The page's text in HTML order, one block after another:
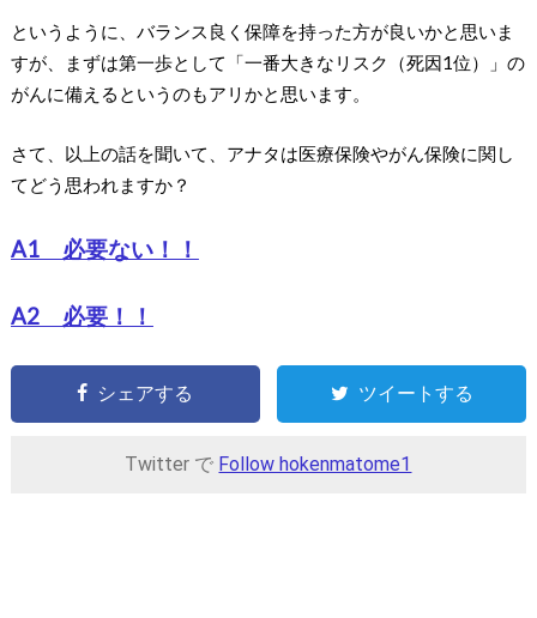
というように、バランス良く保障を持った方が良いかと思いま
すが、まずは第一歩として「一番大きなリスク（死因1位）」の
がんに備えるというのもアリかと思います。
さて、以上の話を聞いて、アナタは医療保険やがん保険に関し
てどう思われますか？
A1 必要ない！！
A2 必要！！
シェアする ツイートする
Twitter で Follow hokenmatome1